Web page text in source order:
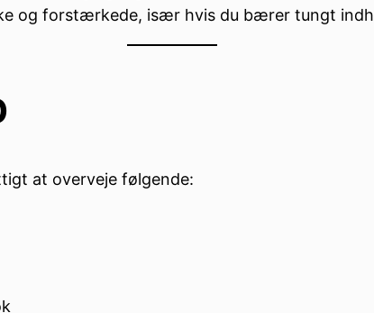
og forstærkede, især hvis du bærer tungt
at overveje følgende: